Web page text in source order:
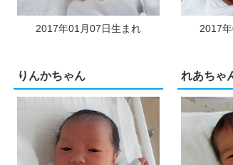
2017年01月07日生まれ 2017
りんかちゃん れあちゃ